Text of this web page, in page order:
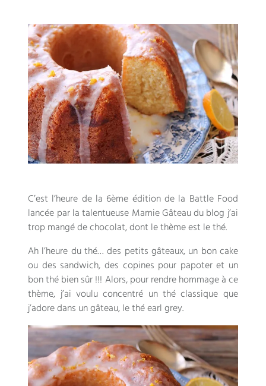
C’est l’heure de la 6ème édition de la Battle Food
lancée par la talentueuse Mamie Gâteau du blog j’ai
trop mangé de chocolat, dont le thème est le thé.
Ah l’heure du thé… des petits gâteaux, un bon cake
ou des sandwich, des copines pour papoter et un
bon thé bien sûr !!! Alors, pour rendre hommage à ce
thème, j’ai voulu concentré un thé classique que
j’adore dans un gâteau, le thé earl grey.